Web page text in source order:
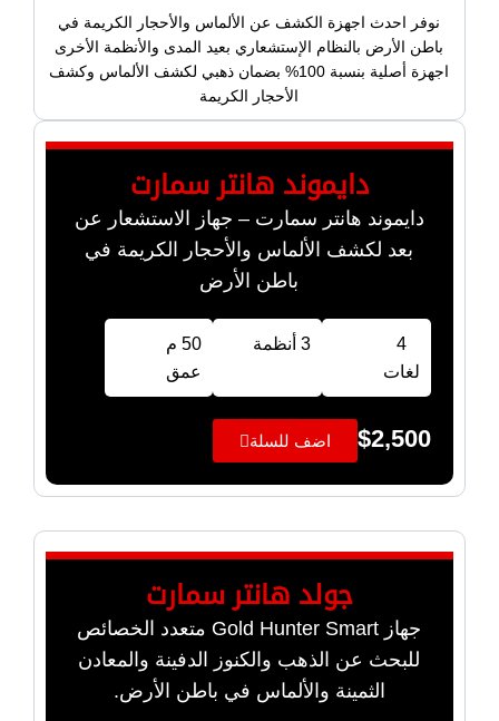
نوفر احدث اجهزة الكشف عن الألماس والأحجار الكريمة في
باطن الأرض بالنظام الإستشعاري بعيد المدى والأنظمة الأخرى
اجهزة أصلية بنسبة 100% بضمان ذهبي لكشف الألماس وكشف
الأحجار الكريمة
دايموند هانتر سمارت
دايموند هانتر سمارت – جهاز الاستشعار عن
بعد لكشف الألماس والأحجار الكريمة في
باطن الأرض
4
لغات
3 أنظمة
50 م
عمق
$2,500 اضف للسلة
جولد هانتر سمارت
جهاز Gold Hunter Smart متعدد الخصائص
للبحث عن الذهب والكنوز الدفينة والمعادن
الثمينة والألماس في باطن الأرض.